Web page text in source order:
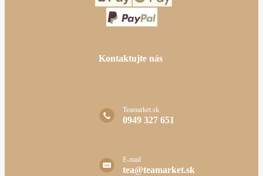
Kontaktujte nás
Teamarket.sk
0949 327 651
E-mail
tea@teamarket.sk